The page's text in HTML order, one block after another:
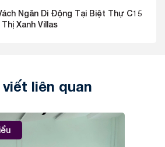
Ngăn Di Động Tại Biệt Thự C15
Xanh Villas
viết liên quan